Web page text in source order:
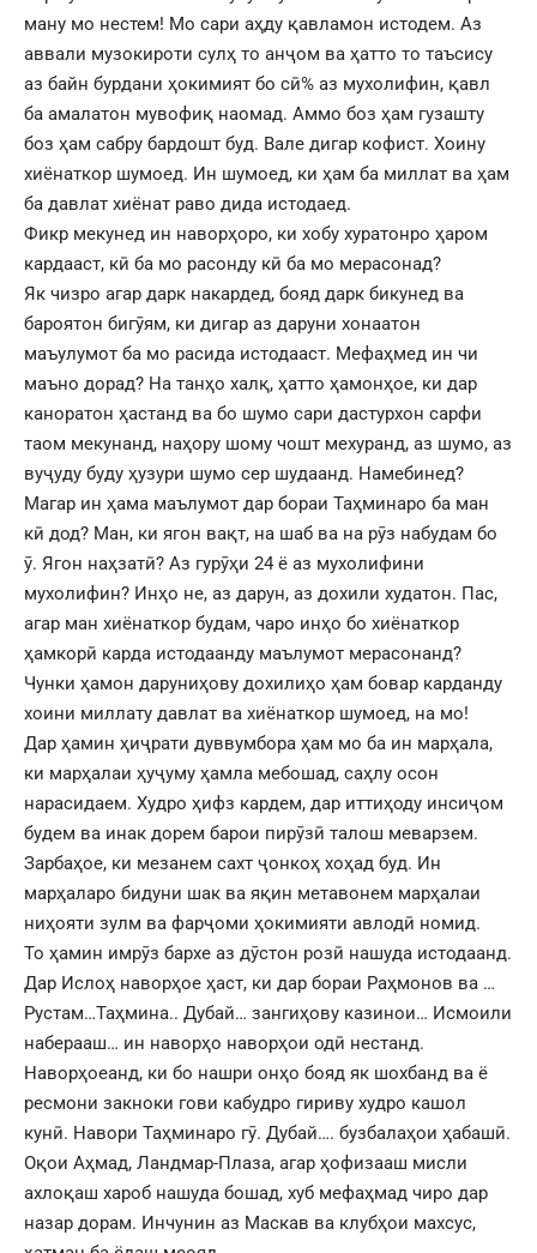
ману мо нестем! Мо сари аҳду қавламон истодем. Аз
аввали музокироти сулҳ то анҷом ва ҳатто то таъсису
аз байн бурдани ҳокимият бо сӣ% аз мухолифин, қавл
ба амалатон мувофиқ наомад. Аммо боз ҳам гузашту
боз ҳам сабру бардошт буд. Вале дигар кофист. Хоину
хиёнаткор шумоед. Ин шумоед, ки ҳам ба миллат ва ҳам
ба давлат хиёнат раво дида истодаед.
Фикр мекунед ин наворҳоро, ки хобу хуратонро ҳаром
кардааст, кӣ ба мо расонду кӣ ба мо мерасонад?
Як чизро агар дарк накардед, бояд дарк бикунед ва
бароятон бигӯям, ки дигар аз даруни хонаатон
маъулумот ба мо расида истодааст. Мефаҳмед ин чи
маъно дорад? На танҳо халқ, ҳатто ҳамонҳое, ки дар
каноратон ҳастанд ва бо шумо сари дастурхон сарфи
таом мекунанд, наҳору шому чошт мехуранд, аз шумо, аз
вуҷуду буду ҳузури шумо сер шудаанд. Намебинед?
Магар ин ҳама маълумот дар бораи Таҳминаро ба ман
кӣ дод? Ман, ки ягон вақт, на шаб ва на рӯз набудам бо
ӯ. Ягон наҳзатӣ? Аз гурӯҳи 24 ё аз мухолифини
мухолифин? Инҳо не, аз дарун, аз дохили худатон. Пас,
агар ман хиёнаткор будам, чаро инҳо бо хиёнаткор
ҳамкорӣ карда истодаанду маълумот мерасонанд?
Чунки ҳамон даруниҳову дохилиҳо ҳам бовар карданду
хоини миллату давлат ва хиёнаткор шумоед, на мо!
Дар ҳамин ҳиҷрати дуввумбора ҳам мо ба ин марҳала,
ки марҳалаи ҳуҷуму ҳамла мебошад, саҳлу осон
нарасидаем. Худро ҳифз кардем, дар иттиҳоду инсиҷом
будем ва инак дорем барои пирӯзӣ талош меварзем.
Зарбаҳое, ки мезанем сахт ҷонкоҳ хоҳад буд. Ин
марҳаларо бидуни шак ва яқин метавонем марҳалаи
ниҳояти зулм ва фарҷоми ҳокимияти авлодӣ номид.
То ҳамин имрӯз бархе аз дӯстон розӣ нашуда истодаанд.
Дар Ислоҳ наворҳое ҳаст, ки дар бораи Раҳмонов ва …
Рустам…Таҳмина.. Дубай… зангиҳову казинои… Исмоили
наберааш… ин наворҳо наворҳои одӣ нестанд.
Наворҳоеанд, ки бо нашри онҳо бояд як шохбанд ва ё
ресмони закноки гови кабудро гириву худро кашол
кунӣ. Навори Таҳминаро гӯ. Дубай…. бузбалаҳои ҳабашӣ.
Оқои Аҳмад, Ландмар-Плаза, агар ҳофизааш мисли
ахлоқаш хароб нашуда бошад, хуб мефаҳмад чиро дар
назар дорам. Инчунин аз Маскав ва клубҳои махсус,